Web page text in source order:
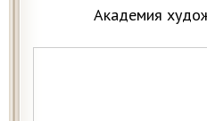
Академия